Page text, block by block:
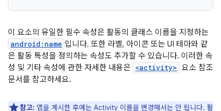
이 요소의 유일한 필수 속성은 활동의 클래스 이름을 지정하는
android:name 입니다. 또한 라벨, 아이콘 또는 UI 테마와 같
은 활동 특성을 정의하는 속성도 추가할 수 있습니다. 이러한 속
성 및 기타 속성에 관한 자세한 내용은 <activity> 요소 참조
문서를 참고하세요.
참고: 앱을 게시한 후에는 Activity 이름을 변경해서는 안 됩니다. 활